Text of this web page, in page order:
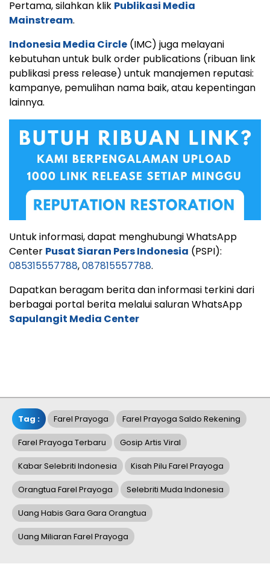
Pertama, silahkan klik Publikasi Media
Mainstream.
Indonesia Media Circle (IMC) juga melayani
kebutuhan untuk bulk order publications (ribuan link
publikasi press release) untuk manajemen reputasi:
kampanye, pemulihan nama baik, atau kepentingan
lainnya.
Untuk informasi, dapat menghubungi WhatsApp
Center Pusat Siaran Pers Indonesia (PSPI):
085315557788,087815557788.
Dapatkan beragam berita dan informasi terkini dari
berbagai portal berita melalui saluran WhatsApp
Sapulangit Media Center
Tag : Farel Prayoga Farel Prayoga Saldo Rekening
Farel Prayoga Terbaru Gosip Artis Viral
Kabar Selebriti Indonesia Kisah Pilu Farel Prayoga
Orangtua Farel Prayoga Selebriti Muda Indonesia
Uang Habis Gara Gara Orangtua
Uang Miliaran Farel Prayoga